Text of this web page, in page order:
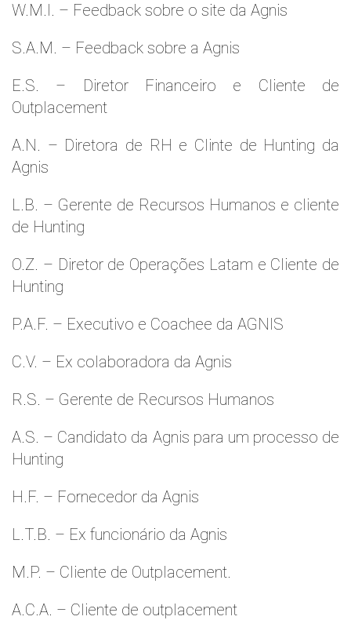
W.M.l. – Feedback sobre o site da Agnis
S.A.M. – Feedback sobre a Agnis
E.S. – Diretor Financeiro e Cliente de
Outplacement
A.N. – Diretora de RH e Clinte de Hunting da
Agnis
L.B. – Gerente de Recursos Humanos e cliente
de Hunting
O.Z. – Diretor de Operações Latam e Cliente de
Hunting
P.A.F. – Executivo e Coachee da AGNIS
C.V. – Ex colaboradora da Agnis
R.S. – Gerente de Recursos Humanos
A.S. – Candidato da Agnis para um processo de
Hunting
H.F. – Fornecedor da Agnis
L.T.B. – Ex funcionário da Agnis
M.P. – Cliente de Outplacement.
A.C.A. – Cliente de outplacement